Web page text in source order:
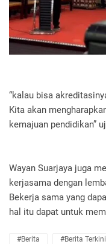
“kalau bisa
Kita akan
kemajuan pendidikan”
Wayan Suarjaya juga
kerjasama dengan
Bekerja sama yang
hal itu dapat untuk
#Berita #Berita Terkini